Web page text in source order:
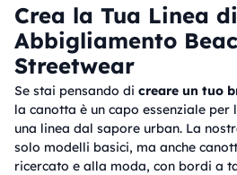
Crea la Tua Linea di
Abbigliamento
Streetwear
Se stai pensando di creare un tuo
la canotta è un capo essenziale
una linea dal sapore urban. La
solo modelli basici, ma anche
ricercato e alla moda, con bordi a